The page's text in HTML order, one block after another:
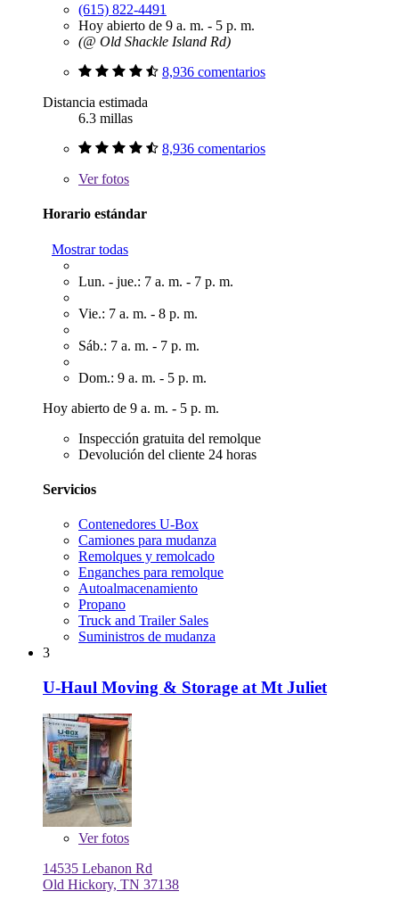
(615) 822-4491
Hoy abierto de 9 a. m. - 5 p. m.
(@ Old Shackle Island Rd)
8,936 comentarios
Distancia estimada
6.3 millas
8,936 comentarios
Verfotos
Horario estándar
Mostrar todas
Lun. - jue.: 7 a. m. - 7 p. m.
Vie.: 7 a. m. - 8 p. m.
Sáb.: 7 a. m. - 7 p. m.
Dom.: 9 a. m. - 5 p. m.
Hoy abierto de 9 a. m. - 5 p. m.
Inspección gratuita del remolque
Devolución del cliente 24 horas
Servicios
Contenedores U-Box
Camiones para mudanza
Remolques y remolcado
Enganches para remolque
Autoalmacenamiento
Propano
Truck and Trailer Sales
Suministros de mudanza
3
U-Haul Moving & Storage at Mt Juliet
Verfotos
14535 Lebanon Rd
Old Hickory, TN 37138